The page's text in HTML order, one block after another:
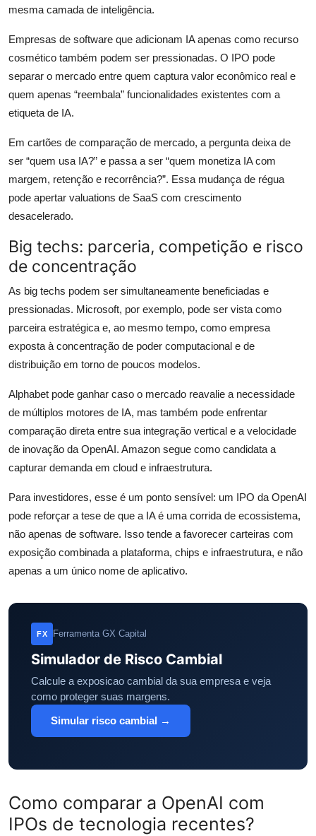
mesma camada de inteligência.
Empresas de software que adicionam IA apenas como recurso
cosmético também podem ser pressionadas. O IPO pode
separar o mercado entre quem captura valor econômico real e
quem apenas “reembala” funcionalidades existentes com a
etiqueta de IA.
Em cartões de comparação de mercado, a pergunta deixa de
ser “quem usa IA?” e passa a ser “quem monetiza IA com
margem, retenção e recorrência?”. Essa mudança de régua
pode apertar valuations de SaaS com crescimento
desacelerado.
Big techs: parceria, competição e risco
de concentração
As big techs podem ser simultaneamente beneficiadas e
pressionadas. Microsoft, por exemplo, pode ser vista como
parceira estratégica e, ao mesmo tempo, como empresa
exposta à concentração de poder computacional e de
distribuição em torno de poucos modelos.
Alphabet pode ganhar caso o mercado reavalie a necessidade
de múltiplos motores de IA, mas também pode enfrentar
comparação direta entre sua integração vertical e a velocidade
de inovação da OpenAI. Amazon segue como candidata a
capturar demanda em cloud e infraestrutura.
Para investidores, esse é um ponto sensível: um IPO da OpenAI
pode reforçar a tese de que a IA é uma corrida de ecossistema,
não apenas de software. Isso tende a favorecer carteiras com
exposição combinada a plataforma, chips e infraestrutura, e não
apenas a um único nome de aplicativo.
FX Ferramenta GX Capital
Simulador de Risco Cambial
Calcule a exposicao cambial da sua empresa e veja
como proteger suas margens.
Simular risco cambial →
Como comparar a OpenAI com
IPOs de tecnologia recentes?